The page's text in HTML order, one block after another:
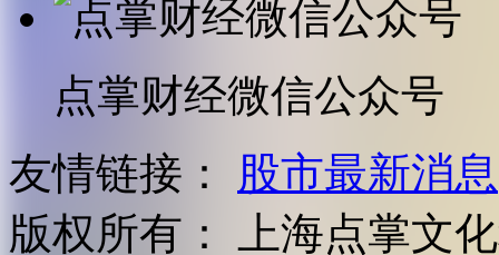
点掌财经微信公众号
友情链接：
股市最新消息
版权所有：
上海点掌文